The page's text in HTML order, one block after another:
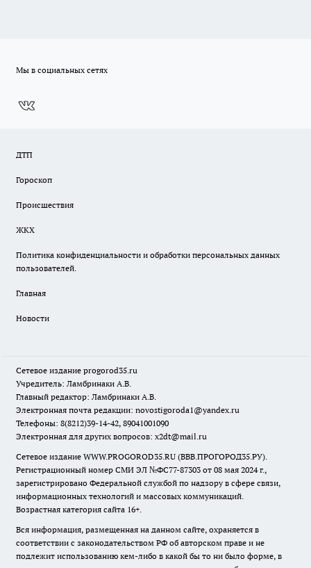
Мы в социальных сетях
ДТП
Гороскоп
Происшествия
ЖКХ
Политика конфиденциальности и обработки персональных данных
пользователей.
Главная
Новости
Сетевое издание progorod35.ru
Учредитель: Ламбринаки А.В.
Главный редактор: Ламбринаки А.В.
Электронная почта редакции: novostigoroda1@yandex.ru
Телефоны: 8(8212)39-14-42, 89041001090
Электронная для других вопросов: x2dt@mail.ru
Сетевое издание WWW.PROGOROD35.RU (ВВВ.ПРОГОРОД35.РУ).
Регистрационный номер СМИ ЭЛ №ФС77-87303 от 08 мая 2024 г.,
зарегистрировано Федеральной службой по надзору в сфере связи,
информационных технологий и массовых коммуникаций.
Возрастная категория сайта 16+.
Вся информация, размещенная на данном сайте, охраняется в
соответствии с законодательством РФ об авторском праве и не
подлежит использованию кем-либо в какой бы то ни было форме, в